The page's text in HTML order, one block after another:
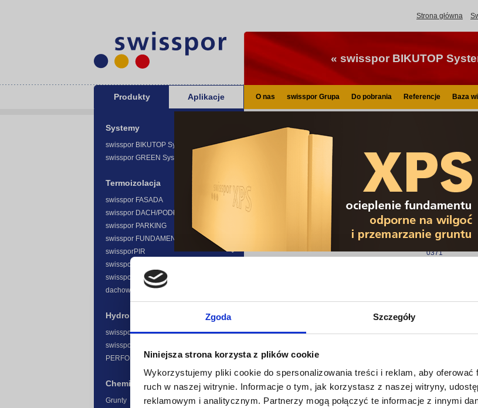
Zgoda Szczegóły
Niniejsza strona korzysta z plików cookie
Wykorzystujemy pliki cookie do spersonalizowania treści i reklam, aby oferować
ruch w naszej witrynie. Informacje o tym, jak korzystasz z naszej witryny,
reklamowym i analitycznym. Partnerzy mogą połączyć te informacje z innymi
Strona główna
« swisspor BIKUTOP
Produkty Aplikacje
Systemy
swisspor BIKUTOP System -
swisspor GREEN System -
Termoizolacja
swisspor FASADA
swisspor DACH/PODŁOGA
swisspor PARKING
swisspor FUNDAMENT
swissporPIR
swisspor XPS
swisspor BITERM®
dachowe płyty spadkowe
Hydroizolacja
swisspor BIKUTOP
swisspor BIKUTOP standard
PERFOR
Chemia budowlana
Grunty
O nas swisspor Grupa Do pobrania Referencje Baza
Certyfikaty papa
CERTYFIKAT ISO 9001
CERTYFIKAT ISO 9001:2015 ważny od
CERTYFIKAT ISO 9001:2015 ważny od
Papy do
0370
Papy do
0371